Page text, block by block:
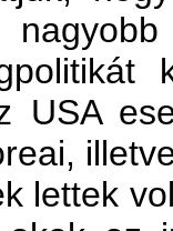
USA
lettek